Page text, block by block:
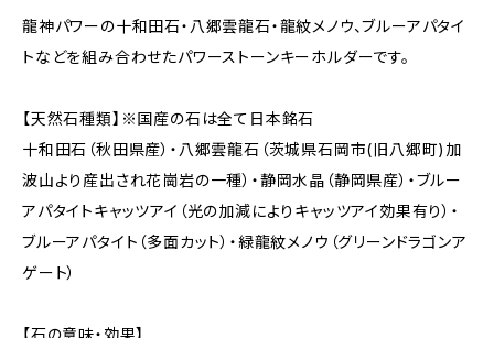
龍神パワーの十和田石・八郷雲龍石・龍紋メノウ、ブルーアパタイ
トなどを組み合わせたパワーストーンキーホルダーです。
【天然石種類】※国産の石は全て日本銘石
十和田石（秋田県産）・八郷雲龍石（茨城県石岡市(旧八郷町)加
波山より産出され花崗岩の一種）・静岡水晶（静岡県産）・ブルー
アパタイトキャッツアイ（光の加減によりキャッツアイ効果有り）・
ブルーアパタイト（多面カット）・緑龍紋メノウ（グリーンドラゴンア
ゲート）
【石の意味・効果】